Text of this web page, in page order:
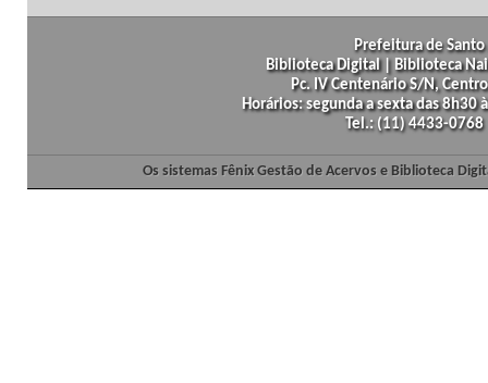
Prefeitura de
Biblioteca Digital | Biblioteca
Pc. IV Centenário S/N,
Horários: segunda a sexta das
Tel.: (11) 4433-
Os sistemas Fênix Gestão de Acervos e Biblioteca